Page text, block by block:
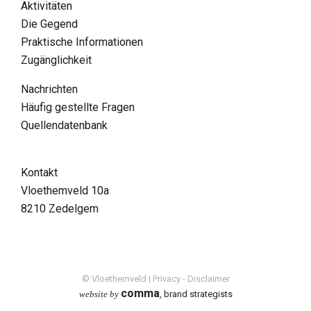
Supra menu
Kontakt
Nachrichten
Aktivitäten
Die Gegend
Praktische Informationen
Zugänglichkeit
Nachrichten
Häufig gestellte Fragen
Quellendatenbank
Kontakt
Vloethemveld 10a
8210 Zedelgem
© Vloethemveld | Privacy- Disclaimer
website by comma, brand strategists